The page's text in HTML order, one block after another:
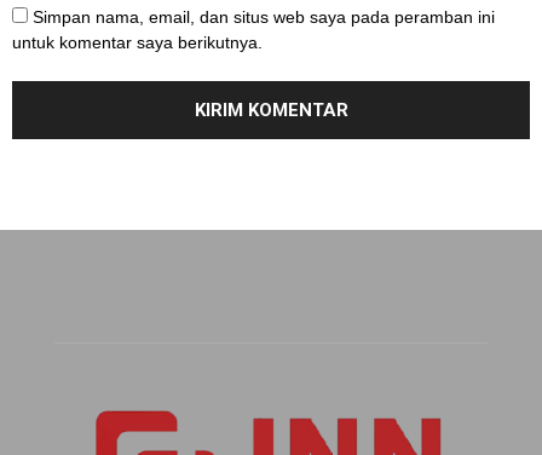
Simpan nama, email, dan situs web saya pada peramban ini
untuk komentar saya berikutnya.